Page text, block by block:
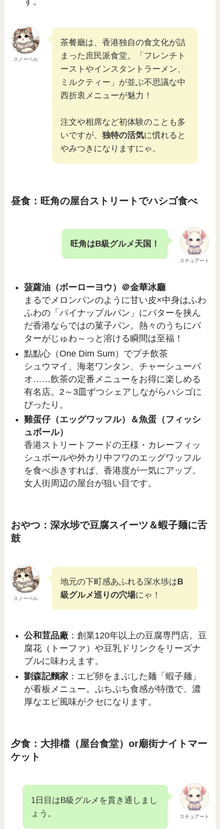
スノーベル
茶餐廳は、香港独自の食文化が詰
まった庶民派食堂。「フレンチト
ーストやインスタントラーメン、
ミルクティー」が並ぶ不思議な中
西折衷メニューが魅力！
注文や相席など初体験のことも多
いですが、独特の活気に慣れると
やみつきになりますにゃ。
昼食：旺角の屋台ストリートでハシゴ食べ
スチュアート
旺角はB級グルメ天国！
菠蘿油（ボーローヨウ）＠金華冰廳
まるでメロンパンのように甘い皮×中身はふわ
ふわの「パイナップルパン」にバターを挟ん
だ香港ならではの菓子パン。熱々のうちにバ
ターがじゅわ～っと溶ける瞬間は至福！
點點心（One Dim Sum）でプチ飲茶
シュウマイ、海老ワンタン、チャーシューパ
オ……飲茶の定番メニューをお得に楽しめる
有名店。2～3皿ずつシェアしながらハシゴに
ぴったり。
雞蛋仔（エッグワッフル）＆魚蛋（フィッシ
ュボール）
香港ストリートフードの王様・カレーフィッ
シュボールや外カリ中フワのエッグワッフル
を食べ歩きすれば、香港度が一気にアップ。
女人街周辺の屋台が狙い目です。
おやつ：深水埗で豆腐スイーツ＆蝦子麺に舌
鼓
スノーベル
地元の下町感あふれる深水埗はB
級グルメ巡りの穴場にゃ！
公和荳品廠 ：創業120年以上の豆腐専門店。豆
腐花（トーファ）や豆乳ドリンクをリーズナ
ブルに味わえます。
劉森記麵家 ：エビ卵をまぶした麺「蝦子麺」
が看板メニュー。ぷちぷち食感が特徴で、濃
厚なエビ風味がクセになります。
夕食：大排檔（屋台食堂）or廟街ナイトマー
ケット
スチュアート
1日目はB級グルメを貫き通しまし
ょう。